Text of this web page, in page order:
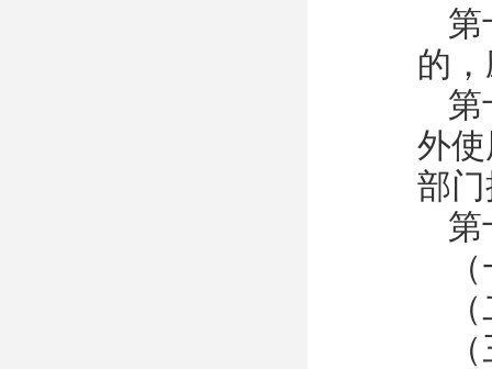
第
的
第
外
部